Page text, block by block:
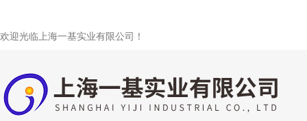
欢迎光临上海一基实业有限公司！